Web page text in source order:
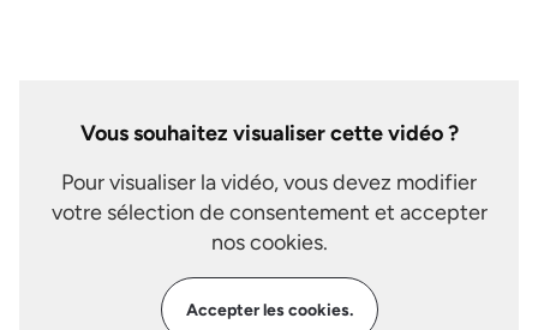
Vous souhaitez visualiser cette vidéo ?
Pour visualiser la vidéo, vous devez modifier
votre sélection de consentement et accepter
nos cookies.
Accepter les cookies.